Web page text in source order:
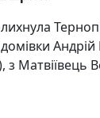
домівки
Матвіївець